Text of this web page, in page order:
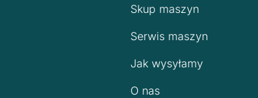
Skup maszyn
Serwis maszyn
Jak wysyłamy
O nas